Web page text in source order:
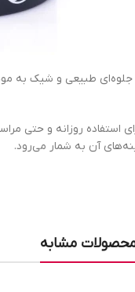
طبیعی و شیک به
استفاده روزانه و حتی
آن به شمار می‌رود.
مشابه